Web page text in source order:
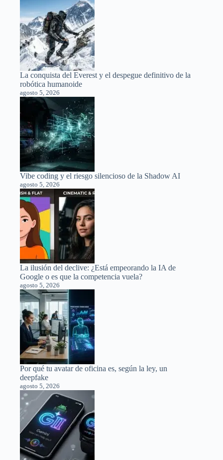
La conquista del Everest y el despegue definitivo de la
robótica humanoide
agosto 5, 2026
Vibe coding y el riesgo silencioso de la Shadow AI
agosto 5, 2026
La ilusión del declive: ¿Está empeorando la IA de
Google o es que la competencia vuela?
agosto 5, 2026
Por qué tu avatar de oficina es, según la ley, un
deepfake
agosto 5, 2026